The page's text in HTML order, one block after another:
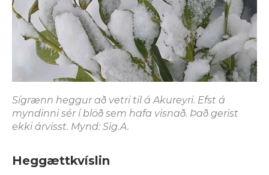
Sígrænn heggur að vetri til á Akureyri. Efst á
myndinni sér í blöð sem hafa visnað. Það gerist
ekki árvisst. Mynd: Sig.A.
Heggættkvíslin